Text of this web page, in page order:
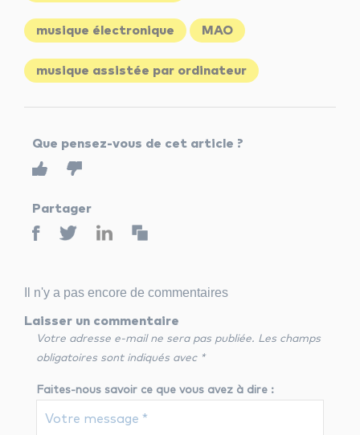
musique électronique MAO
musique assistée par ordinateur
Que pensez-vous de cet article ?
Partager
Il n'y a pas encore de commentaires
Laisser un commentaire
Votre adresse e-mail ne sera pas publiée. Les champs
obligatoires sont indiqués avec *
Faites-nous savoir ce que vous avez à dire :